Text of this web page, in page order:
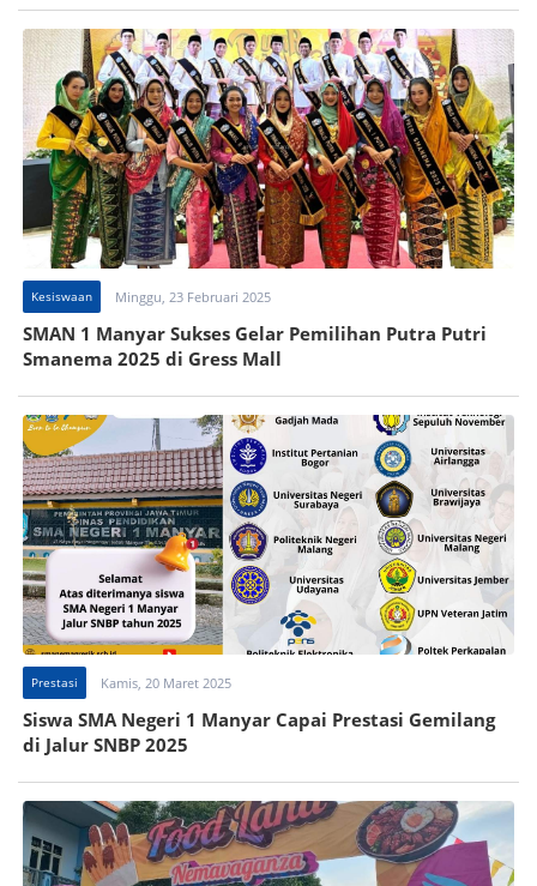
Kesiswaan Minggu, 23 Februari 2025
SMAN 1 Manyar Sukses Gelar Pemilihan Putra Putri
Smanema 2025 di Gress Mall
Prestasi Kamis, 20 Maret 2025
Siswa SMA Negeri 1 Manyar Capai Prestasi Gemilang
di Jalur SNBP 2025